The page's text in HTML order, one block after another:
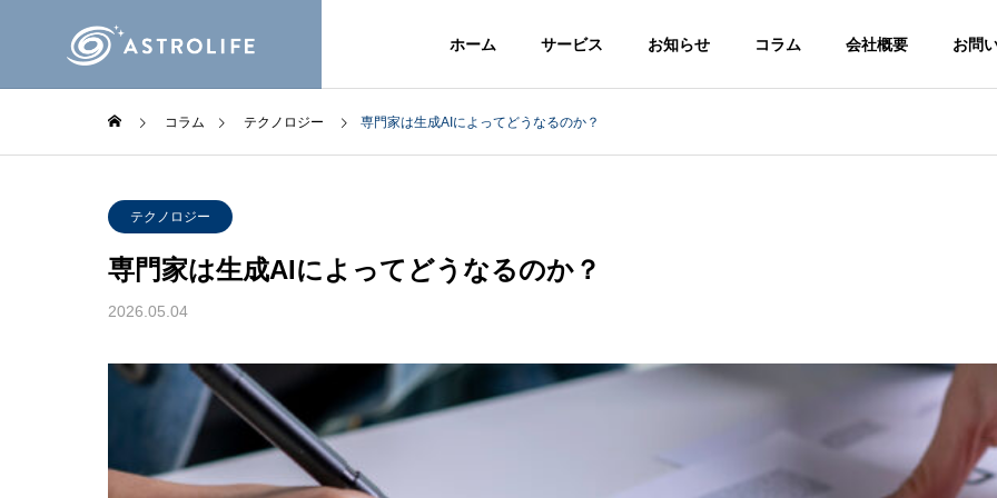
ホーム サービス お知らせ コラム 会社概要 お問
コラム テクノロジー 専門家は生成AIによってどうなるのか？
テクノロジー
専門家は生成AIによってどうなるのか？
2026.05.04